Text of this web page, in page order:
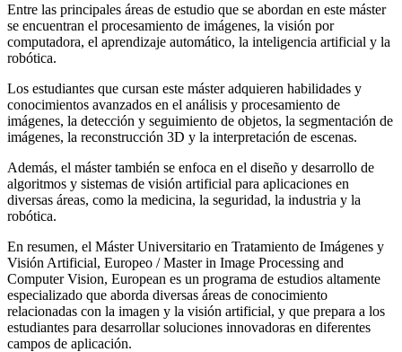
Entre las principales áreas de estudio que se abordan en este máster
se encuentran el procesamiento de imágenes, la visión por
computadora, el aprendizaje automático, la inteligencia artificial y la
robótica.
Los estudiantes que cursan este máster adquieren habilidades y
conocimientos avanzados en el análisis y procesamiento de
imágenes, la detección y seguimiento de objetos, la segmentación de
imágenes, la reconstrucción 3D y la interpretación de escenas.
Además, el máster también se enfoca en el diseño y desarrollo de
algoritmos y sistemas de visión artificial para aplicaciones en
diversas áreas, como la medicina, la seguridad, la industria y la
robótica.
En resumen, el Máster Universitario en Tratamiento de Imágenes y
Visión Artificial, Europeo / Master in Image Processing and
Computer Vision, European es un programa de estudios altamente
especializado que aborda diversas áreas de conocimiento
relacionadas con la imagen y la visión artificial, y que prepara a los
estudiantes para desarrollar soluciones innovadoras en diferentes
campos de aplicación.